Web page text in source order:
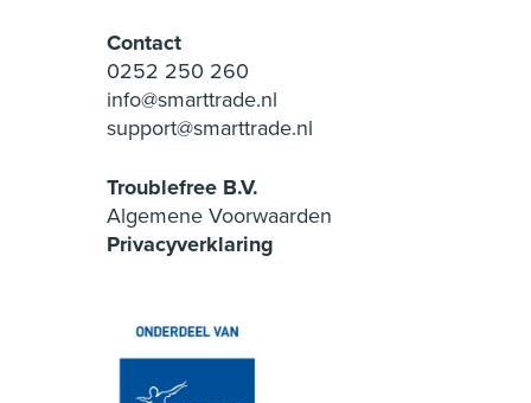
Contact
0252 250 260
info@smarttrade.nl
support@smarttrade.nl
Troublefree B.V.
Algemene Voorwaarden
Privacyverklaring